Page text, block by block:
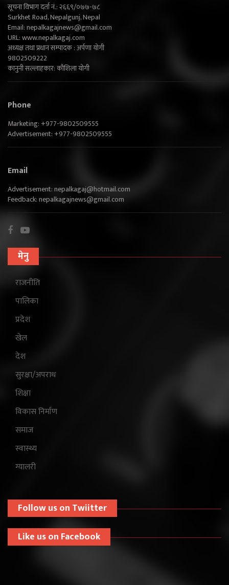
सूचना विभाग दर्ता नं.: २६६९/०७७-७८
Surkhet Road, Nepalgunj, Nepal
Email:nepalkagajnews@gmail.com
URL: www.nepalkagaj.com
अध्यक्ष तथा प्रधान सम्पादक : अर्पणा योगी
9802509222
कानुनी सल्लाहकार: कौशिला योगी
Phone
Marketing: +977-9802509555
Advertisement: +977-9802509555
Email
Advertisement:nepalkagaj@hotmail.com
Feedback:nepalkagajnews@gmail.com
मेनु
राजनीति
पालिका
प्रदेश
खेल
देश
सुरक्षा/अपराध
शिक्षा
विकास निर्माण
समाज
स्वास्थ्य
ग्यालरी
Follow us on Twiitter
Like us on Facebook